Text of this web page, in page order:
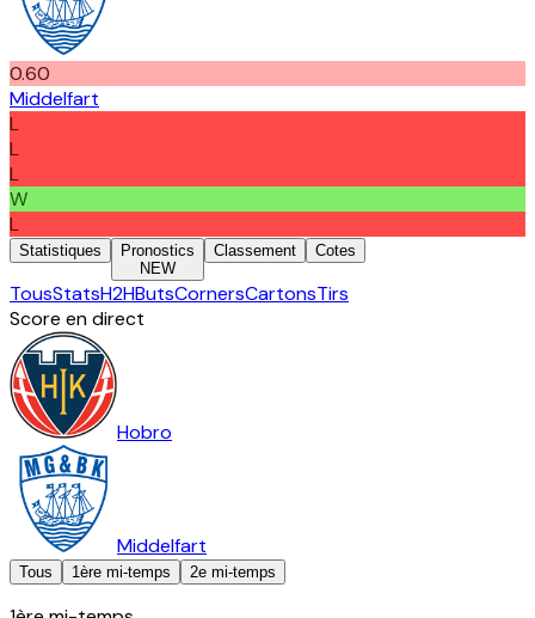
0.60
Middelfart
L
L
L
W
L
Statistiques
Pronostics
NEW
Classement Cotes
TousStatsH2HButsCornersCartonsTirs
Score en direct
Hobro
Middelfart
Tous 1ère mi-temps 2e mi-temps